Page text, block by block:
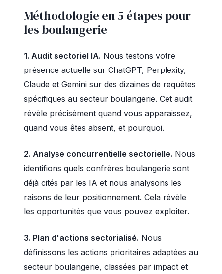
Méthodologie en 5 étapes pour
les boulangerie
1. Audit sectoriel IA. Nous testons votre
présence actuelle sur ChatGPT, Perplexity,
Claude et Gemini sur des dizaines de requêtes
spécifiques au secteur boulangerie. Cet audit
révèle précisément quand vous apparaissez,
quand vous êtes absent, et pourquoi.
2. Analyse concurrentielle sectorielle. Nous
identifions quels confrères boulangerie sont
déjà cités par les IA et nous analysons les
raisons de leur positionnement. Cela révèle
les opportunités que vous pouvez exploiter.
3. Plan d'actions sectorialisé. Nous
définissons les actions prioritaires adaptées au
secteur boulangerie, classées par impact et